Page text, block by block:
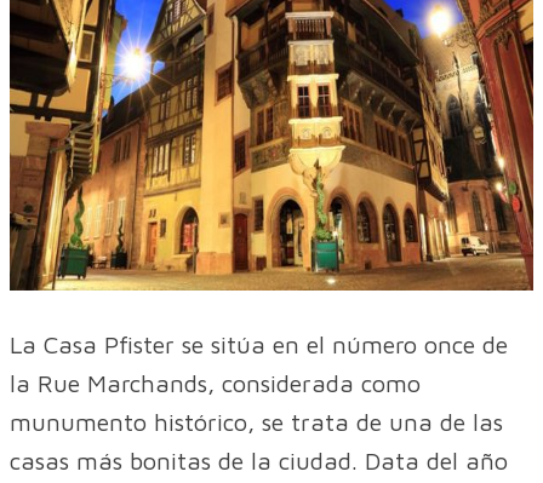
La Casa Pfister se sitúa en el número once de
la Rue Marchands, considerada como
munumento histórico, se trata de una de las
casas más bonitas de la ciudad. Data del año